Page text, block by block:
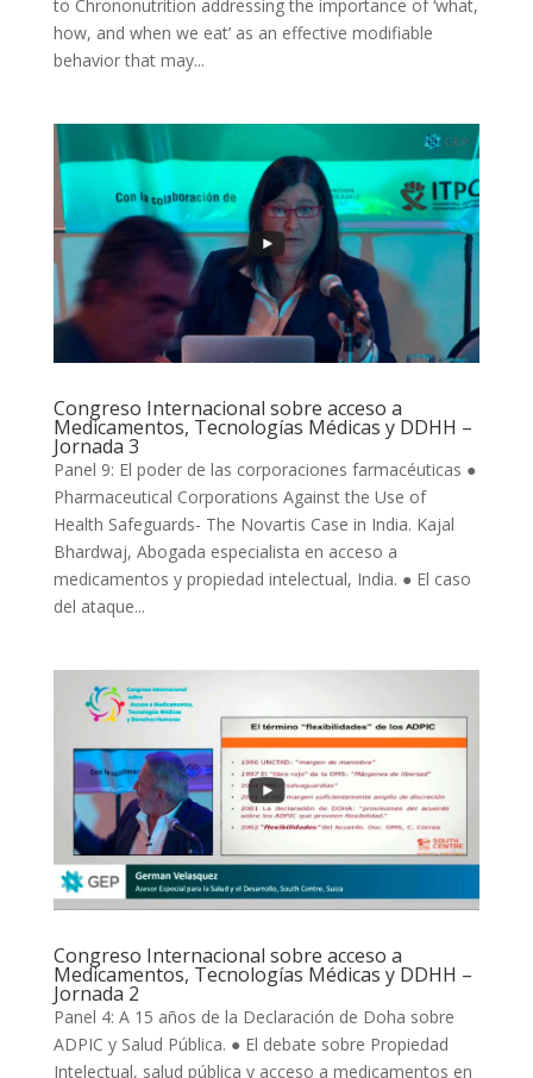
to Chrononutrition addressing the importance of ‘what,
how, and when we eat’ as an effective modifiable
behavior that may...
Congreso Internacional sobre acceso a
Medicamentos, Tecnologías Médicas y DDHH –
Jornada 3
Panel 9: El poder de las corporaciones farmacéuticas ●
Pharmaceutical Corporations Against the Use of
Health Safeguards- The Novartis Case in India. Kajal
Bhardwaj, Abogada especialista en acceso a
medicamentos y propiedad intelectual, India. ● El caso
del ataque...
Congreso Internacional sobre acceso a
Medicamentos, Tecnologías Médicas y DDHH –
Jornada 2
Panel 4: A 15 años de la Declaración de Doha sobre
ADPIC y Salud Pública. ● El debate sobre Propiedad
Intelectual, salud pública y acceso a medicamentos en